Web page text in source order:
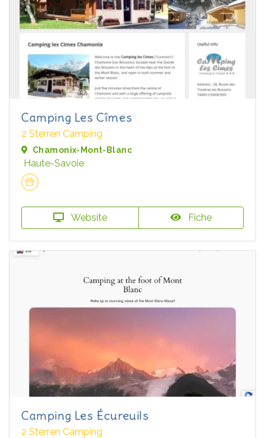
Camping Les Cîmes
2 Sterren Camping
Chamonix-Mont-Blanc
Haute-Savoie
Website Fiche
Camping Les Écureuils
2 Sterren Camping